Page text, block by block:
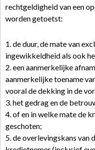
rechtgeldigheid van een
worden getoetst:
1. de duur, de mate van
ingewikkeldheid als ook
2. een aanmerkelijke
aanmerkelijke toename
vooral de dekking in de
3. het gedrag en de
4. of en in welke mate de
geschoten;
5. de overlevingskans van